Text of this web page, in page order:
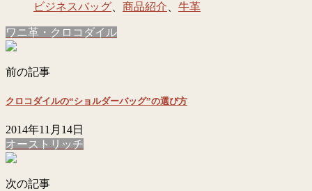
ビジネスバッグ 商品紹介 牛革
ワニ革・クロコダイル
前の記事
クロコダイルの“ショルダーバッグ”の選び方
2014年11月14日
オーストリッチ
次の記事